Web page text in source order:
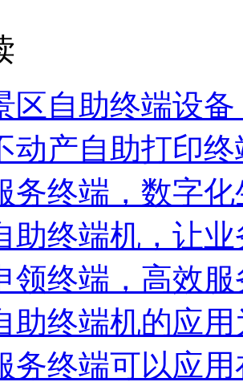
区自助终端设备
动产自助打印终
务终端，数字
助终端机，让业
领终端，高效
助终端机的应用
务终端可以应